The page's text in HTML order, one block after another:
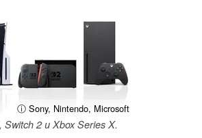
ⓘ Sony, Nintendo, Microsoft
Switch 2 и Xbox Series X.